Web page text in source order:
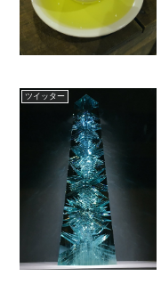
ツイッター